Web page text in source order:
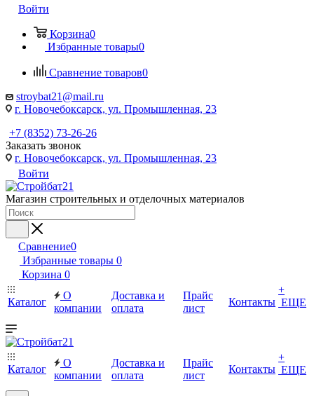
Войти
Корзина0
Избранные товары0
Сравнение товаров0
stroybat21@mail.ru
г. Новочебоксарск, ул. Промышленная, 23
+7 (8352) 73-26-26
Заказать звонок
г. Новочебоксарск, ул. Промышленная, 23
Войти
Магазин строительных и отделочных материалов
Сравнение0
Избранные товары 0
Корзина 0
Каталог
О
компании
Доставка и
оплата
Прайс
лист
Контакты
+
ЕЩЕ
Каталог
О
компании
Доставка и
оплата
Прайс
лист
Контакты
+
ЕЩЕ